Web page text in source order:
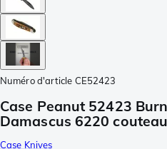
Numéro d'article CE52423
Case Peanut 52423
Damascus 6220
Case Knives